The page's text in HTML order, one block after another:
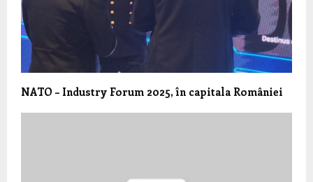
NATO – Industry Forum 2025, în capitala României